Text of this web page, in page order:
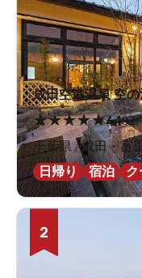
成田空港温泉 空の
★★★★★4.182
千葉県 / 成田・富
日帰り
宿泊 ク
2